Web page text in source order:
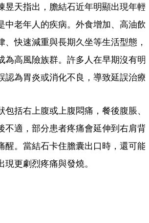
昱天指出，膽結石近年明顯出現年輕
中老年人的疾病。外食增加、高油飲
、快速減重與長期久坐等生活型態，
為高風險族群。許多人在早期沒有明
認為胃炎或消化不良，導致延誤治療
包括右上腹或上腹悶痛，餐後腹脹、
不適，部分患者疼痛會延伸到右肩背
醒。當結石卡住膽囊出口時，還可能
更劇烈疼痛與發燒。